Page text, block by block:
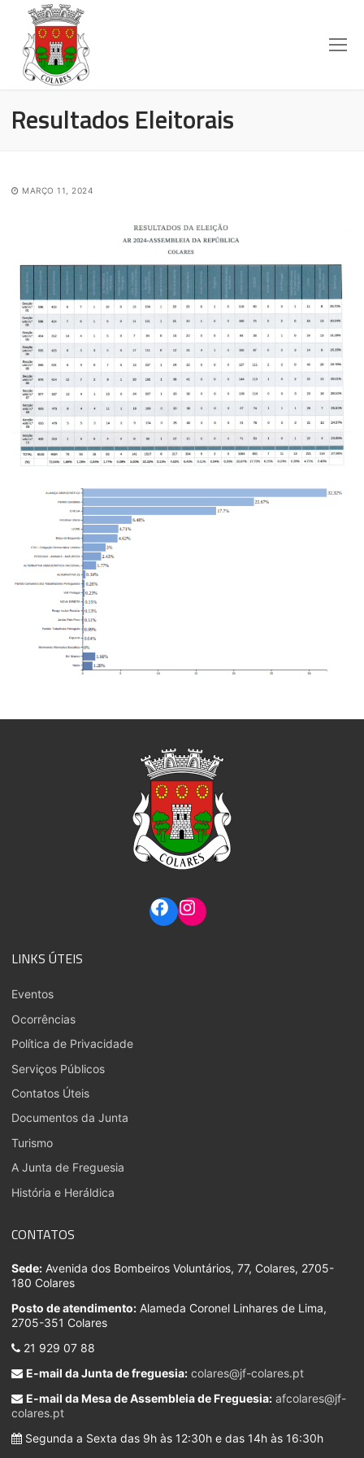
Resultados Eleitorais
MARÇO 11, 2024
LINKS ÚTEIS
Eventos
Ocorrências
Política de Privacidade
Serviços Públicos
Contatos Úteis
Documentos da Junta
Turismo
A Junta de Freguesia
História e Heráldica
CONTATOS
Sede: Avenida dos Bombeiros Voluntários, 77, Colares, 2705-
180 Colares
Posto de atendimento: Alameda Coronel Linhares de Lima,
2705-351 Colares
21 929 07 88
E-mail da Junta de freguesia: colares@jf-colares.pt
E-mail da Mesa de Assembleia de Freguesia: afcolares@jf-
colares.pt
Segunda a Sexta das 9h às 12:30h e das 14h às 16:30h